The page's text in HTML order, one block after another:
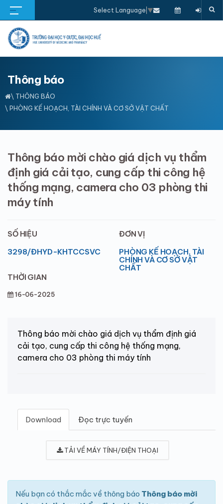
Select Language ▼
Thông báo
\ THÔNG BÁO
\ PHÒNG KẾ HOẠCH, TÀI CHÍNH VÀ CƠ SỞ VẬT CHẤT
Thông báo mời chào giá dịch vụ thẩm
định giá cải tạo, cung cấp thi công hệ
thống mạng, camera cho 03 phòng thi
máy tính
SỐ HIỆU
3298/ĐHYD-KHTCCSVC
ĐƠN VỊ
PHÒNG KẾ HOẠCH, TÀI
CHÍNH VÀ CƠ SỞ VẬT
CHẤT
THỜI GIAN
16-06-2025
Thông báo mời chào giá dịch vụ thẩm định giá
cải tạo, cung cấp thi công hệ thống mạng,
camera cho 03 phòng thi máy tính
Download Đọc trực tuyến
TẢI VỀ MÁY TÍNH/ĐIỆN THOẠI
Nếu bạn có thắc mắc về thông báo Thông báo mời